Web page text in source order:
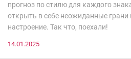
прогноз по стилю для каждого
открыть в себе неожиданные грани
настроение. Так что, поехали!
14.01.2025